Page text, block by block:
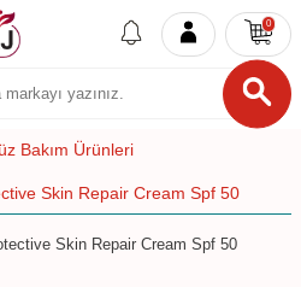
0
Bakım Ürünleri
Skin Repair Cream Spf 50
Skin Repair Cream Spf 50